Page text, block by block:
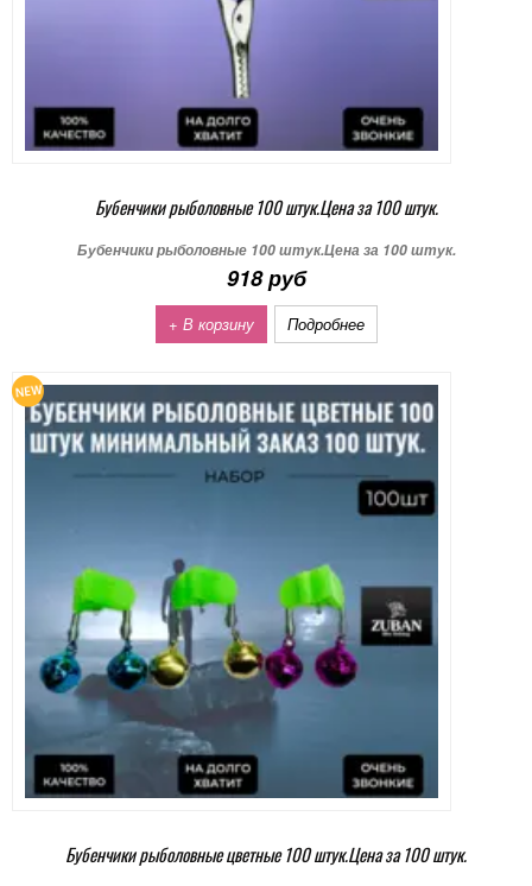
Бубенчики рыболовные 100 штук.Цена за 100 штук.
Бубенчики рыболовные 100 штук.Цена за 100 штук.
918 руб
+ В корзину Подробнее
Бубенчики рыболовные цветные 100 штук.Цена за 100 штук.